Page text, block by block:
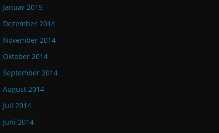
Januar 2015
Dezember 2014
November 2014
Oktober 2014
September 2014
August 2014
Juli 2014
Juni 2014